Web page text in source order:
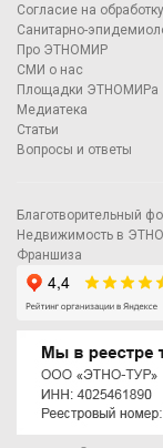
Согласие на
Санитарно-
Про ЭТНОМИР
СМИ о нас
Площадки ЭТНОМИРа
Медиатека
Статьи
Вопросы и ответы
Благотворительный
Недвижимость в
Франшиза